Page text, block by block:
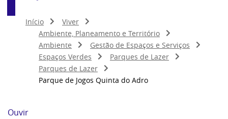
Início
Viver
Ambiente, Planeamento e Território
Ambiente
Gestão de Espaços e Serviços
Espaços Verdes
Parques de Lazer
Parques de Lazer
Parque de Jogos Quinta do Adro
Ouvir